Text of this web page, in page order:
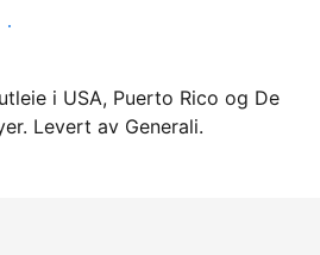
gjennom oss i dag
i USA, Puerto Rico og De
Levert av Generali.